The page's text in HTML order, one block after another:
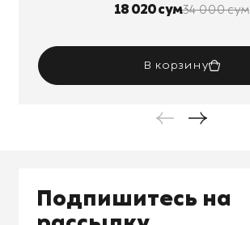
18 020 сум34 000 сум
В корзину
Подпишитесь на